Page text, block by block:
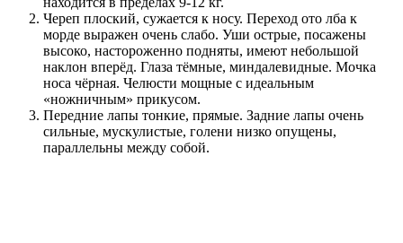
Череп плоский, сужается к носу. Переход ото лба к
морде выражен очень слабо. Уши острые, посажены
высоко, настороженно подняты, имеют небольшой
наклон вперёд. Глаза тёмные, миндалевидные. Мочка
носа чёрная. Челюсти мощные с идеальным
«ножничным» прикусом.
Передние лапы тонкие, прямые. Задние лапы очень
сильные, мускулистые, голени низко опущены,
параллельны между собой.